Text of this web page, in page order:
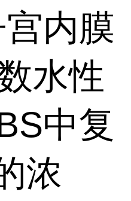
内膜
水性
中复
浓